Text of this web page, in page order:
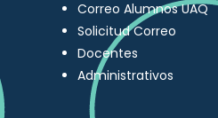
Correo Alumnos UAQ
Solicitud Correo
Docentes
Administrativos